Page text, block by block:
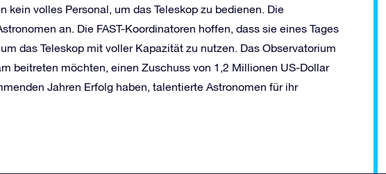
kein volles Personal, um das Teleskop zu bedienen. Die
an. Die FAST-Koordinatoren hoffen, dass sie eines Tages
das Teleskop mit voller Kapazität zu nutzen. Das Observatorium
beitreten möchten, einen Zuschuss von 1,2 Millionen US-Dollar
Jahren Erfolg haben, talentierte Astronomen für ihr